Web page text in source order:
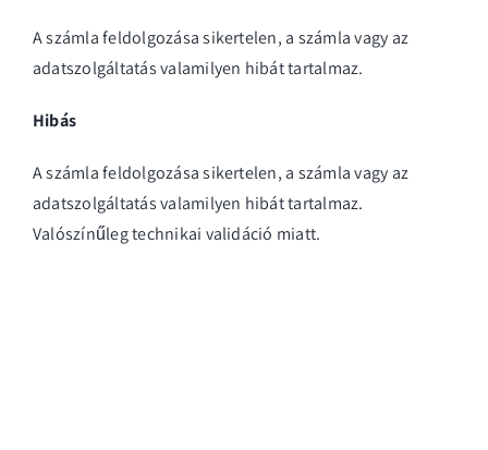
A számla feldolgozása sikertelen, a számla vagy az
adatszolgáltatás valamilyen hibát tartalmaz.
Hibás
A számla feldolgozása sikertelen, a számla vagy az
adatszolgáltatás valamilyen hibát tartalmaz.
Valószínűleg technikai validáció miatt.